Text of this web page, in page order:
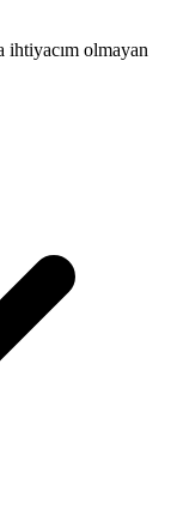
ihtiyacım olmayan